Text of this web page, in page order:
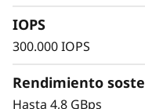
2
0
constituye una
y
IOPS
300.000 IOPS
Rendimiento
Hasta 4,8 GBps